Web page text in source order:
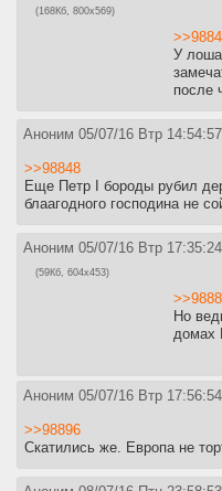
(168Кб, 800x569)
У
после
Аноним 05/07/16 Втр 14:54:57
>>98848
Еще Петр I бороды рубил
блаагодного господина не
Аноним 05/07/16 Втр 17:35:24
(59Кб, 604x453)
Но
домах
Аноним 05/07/16 Втр 17:56:54
>>98896
Скатились же. Европа не